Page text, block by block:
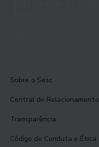
Sobre o Sesc
Central de Relacionamento
Transparência
Código de Conduta e Ética